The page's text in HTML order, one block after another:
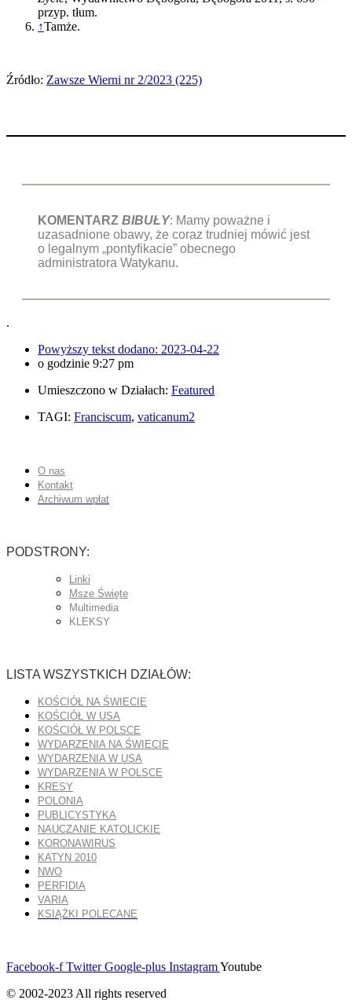
przyp. tłum.
↑Tamże.
Źródło: Zawsze Wierni nr 2/2023 (225)
KOMENTARZ BIBUŁY: Mamy poważne i
uzasadnione obawy, że coraz trudniej mówić jest
o legalnym „pontyfikacie” obecnego
administratora Watykanu.
.
Powyższy tekst dodano: 2023-04-22
o godzinie 9:27 pm
Umieszczono w Działach: Featured
TAGI: Franciscum, vaticanum2
O nas
Kontakt
Archiwum wpłat
PODSTRONY:
Linki
Msze Święte
Multimedia
KLEKSY
LISTA WSZYSTKICH DZIAŁÓW:
KOŚCIÓŁ NA ŚWIECIE
KOŚCIÓŁ W USA
KOŚCIÓŁ W POLSCE
WYDARZENIA NA ŚWIECIE
WYDARZENIA W USA
WYDARZENIA W POLSCE
KRESY
POLONIA
PUBLICYSTYKA
NAUCZANIE KATOLICKIE
KORONAWIRUS
KATYN 2010
NWO
PERFIDIA
VARIA
KSIĄŻKI POLECANE
Facebook-f Twitter Google-plus InstagramYoutube
© 2002-2023 All rights reserved